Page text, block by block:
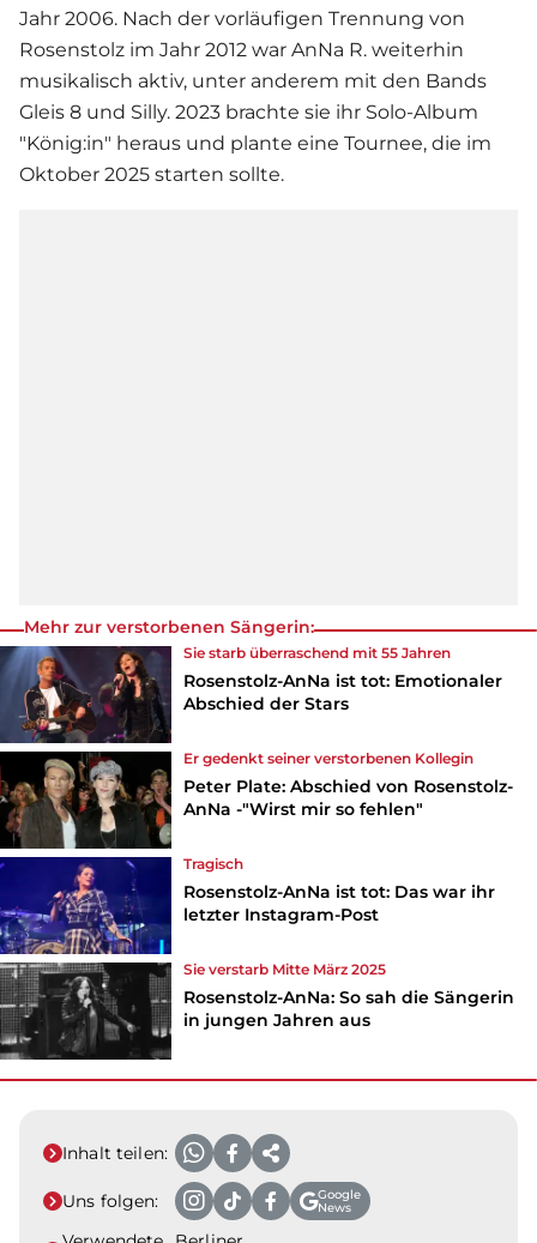
Jahr 2006. Nach der vorläufigen Trennung von
Rosenstolz im Jahr 2012 war AnNa R. weiterhin
musikalisch aktiv, unter anderem mit den Bands
Gleis 8 und Silly. 2023 brachte sie ihr Solo-Album
"König:in" heraus und plante eine Tournee, die im
Oktober 2025 starten sollte.
Mehr zur verstorbenen Sängerin:
Sie starb überraschend mit 55 Jahren
Rosenstolz-AnNa ist tot: Emotionaler
Abschied der Stars
Er gedenkt seiner verstorbenen Kollegin
Peter Plate: Abschied von Rosenstolz-
AnNa -"Wirst mir so fehlen"
Tragisch
Rosenstolz-AnNa ist tot: Das war ihr
letzter Instagram-Post
Sie verstarb Mitte März 2025
Rosenstolz-AnNa: So sah die Sängerin
in jungen Jahren aus
Inhalt teilen:
Uns folgen:
Google
News